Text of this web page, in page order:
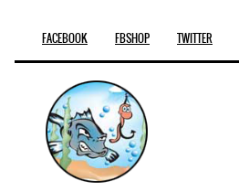
FACEBOOK FBSHOP TWITTER